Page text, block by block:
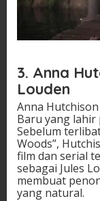
3. Anna
Louden
Anna
Baru yang lahir
Sebelum
Woods”,
film dan serial
sebagai Jules
membuat
yang natural.